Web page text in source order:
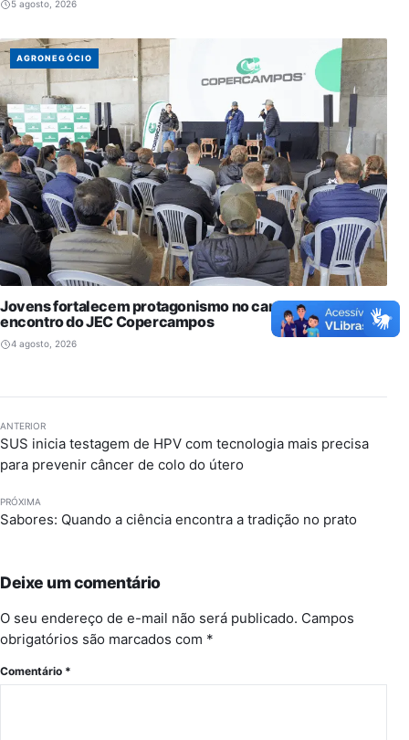
5 agosto, 2026
AGRONEGÓCIO
Jovens fortalecem protagonismo no campo em
encontro do JEC Copercampos
4 agosto, 2026
ANTERIOR
SUS inicia testagem de HPV com tecnologia mais precisa
para prevenir câncer de colo do útero
PRÓXIMA
Sabores: Quando a ciência encontra a tradição no prato
Deixe um comentário
O seu endereço de e-mail não será publicado. Campos
obrigatórios são marcados com *
Comentário *